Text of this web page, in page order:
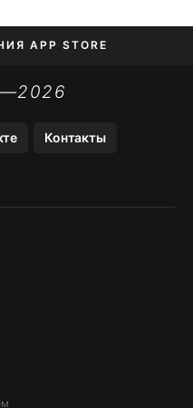
APP STORE
БЕЗ APP STORE
Контакты